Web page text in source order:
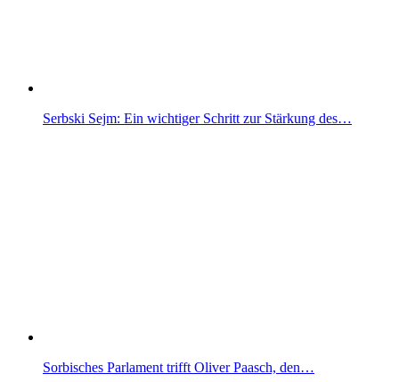
Serbski Sejm: Ein wichtiger Schritt zur Stärkung des…
Sorbisches Parlament trifft Oliver Paasch, den…